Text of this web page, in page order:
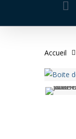
Accueil